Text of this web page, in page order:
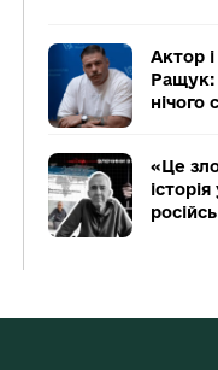
Актор
Ращук:
нічого
«Це